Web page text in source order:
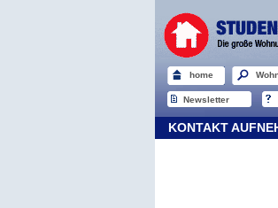
home
Newsletter
KONTAKT